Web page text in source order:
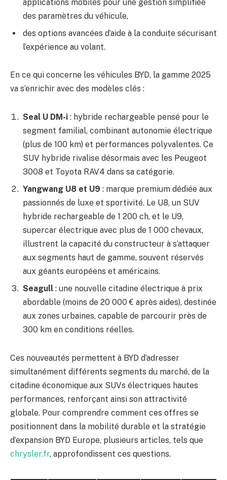
applications mobiles pour une gestion simplifiée
des paramètres du véhicule,
des options avancées d’aide à la conduite sécurisant
l’expérience au volant.
En ce qui concerne les véhicules BYD, la gamme 2025
va s’enrichir avec des modèles clés :
Seal U DM-i : hybride rechargeable pensé pour le
segment familial, combinant autonomie électrique
(plus de 100 km) et performances polyvalentes. Ce
SUV hybride rivalise désormais avec les Peugeot
3008 et Toyota RAV4 dans sa catégorie.
Yangwang U8 et U9 : marque premium dédiée aux
passionnés de luxe et sportivité. Le U8, un SUV
hybride rechargeable de 1 200 ch, et le U9,
supercar électrique avec plus de 1 000 chevaux,
illustrent la capacité du constructeur à s’attaquer
aux segments haut de gamme, souvent réservés
aux géants européens et américains.
Seagull : une nouvelle citadine électrique à prix
abordable (moins de 20 000 € après aides), destinée
aux zones urbaines, capable de parcourir près de
300 km en conditions réelles.
Ces nouveautés permettent à BYD d’adresser
simultanément différents segments du marché, de la
citadine économique aux SUVs électriques hautes
performances, renforçant ainsi son attractivité
globale. Pour comprendre comment ces offres se
positionnent dans la mobilité durable et la stratégie
d’expansion BYD Europe, plusieurs articles, tels que
chrysler.fr, approfondissent ces questions.